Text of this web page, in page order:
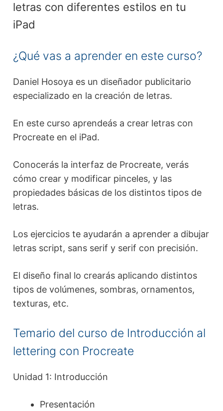
letras con diferentes estilos en tu
iPad
¿Qué vas a aprender en este curso?
Daniel Hosoya es un diseñador publicitario
especializado en la creación de letras.
En este curso aprendeás a crear letras con
Procreate en el iPad.
Conocerás la interfaz de Procreate, verás
cómo crear y modificar pinceles, y las
propiedades básicas de los distintos tipos de
letras.
Los ejercicios te ayudarán a aprender a dibujar
letras script, sans serif y serif con precisión.
El diseño final lo crearás aplicando distintos
tipos de volúmenes, sombras, ornamentos,
texturas, etc.
Temario del curso de Introducción al
lettering con Procreate
Unidad 1: Introducción
Presentación